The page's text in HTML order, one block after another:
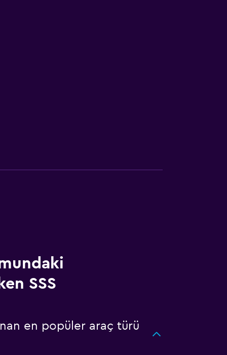
SSS
en popüler araç türü